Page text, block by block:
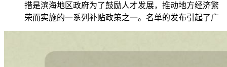
措是滨海地区政府为了鼓励人才发展，推动地方经济繁
荣而实施的一系列补贴政策之一。名单的发布引起了广